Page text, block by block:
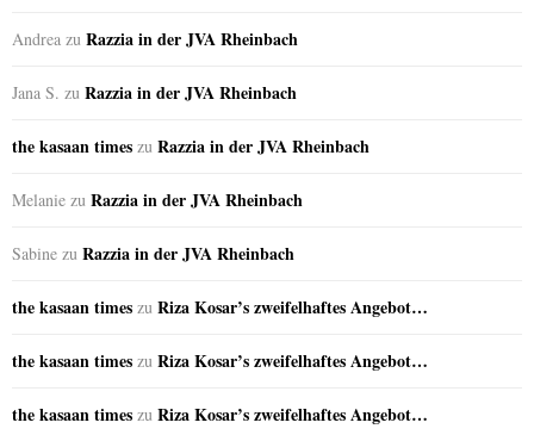
Andrea zu Razzia in der JVA Rheinbach
Jana S. zu Razzia in der JVA Rheinbach
the kasaan times zu Razzia in der JVA Rheinbach
Melanie zu Razzia in der JVA Rheinbach
Sabine zu Razzia in der JVA Rheinbach
the kasaan times zu Riza Kosar’s zweifelhaftes Angebot…
the kasaan times zu Riza Kosar’s zweifelhaftes Angebot…
the kasaan times zu Riza Kosar’s zweifelhaftes Angebot…